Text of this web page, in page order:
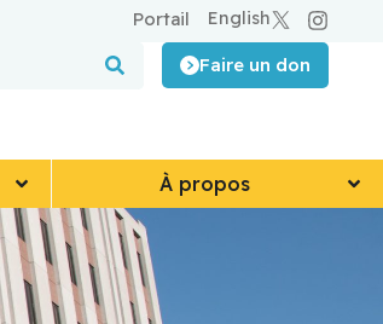
English
Portail
Faire un don
À propos